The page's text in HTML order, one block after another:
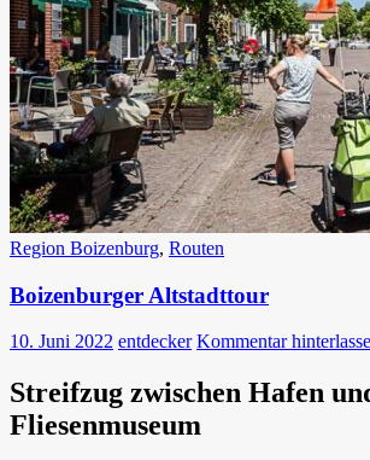
Region Boizenburg, Routen
Boizenburger Altstadttour
10. Juni 2022 entdecker Kommentar
Streifzug zwischen Hafen
Fliesenmuseum